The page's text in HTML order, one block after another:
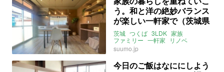
売買
う。和と洋の絶妙バランス
が楽しい一軒家で（茨城県
つくば市77㎡の売買・賃貸
物件）
茨城 つくば 3LDK 家族
ファミリー 一軒家
リノベ
フルリノベ
レトロ 庭
ガレージ
和室 畳
フローリング
谷田川 森の里
suumo.jp
今日のご飯はなににしよう